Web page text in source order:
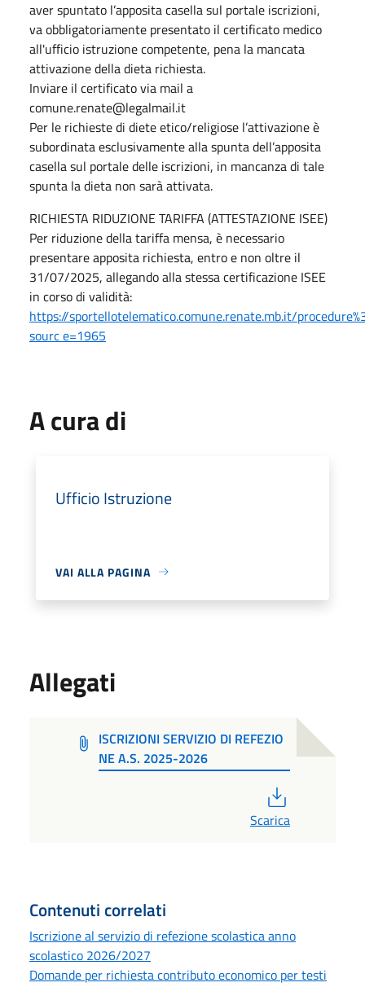
aver spuntato l’apposita casella sul portale iscrizioni,
va obbligatoriamente presentato il certificato medico
all'ufficio istruzione competente, pena la mancata
attivazione della dieta richiesta.
Inviare il certificato via mail a
comune.renate@legalmail.it
Per le richieste di diete etico/religiose l’attivazione è
subordinata esclusivamente alla spunta dell’apposita
casella sul portale delle iscrizioni, in mancanza di tale
spunta la dieta non sarà attivata.
RICHIESTA RIDUZIONE TARIFFA (ATTESTAZIONE ISEE)
Per riduzione della tariffa mensa, è necessario
presentare apposita richiesta, entro e non oltre il
31/07/2025, allegando alla stessa certificazione ISEE
in corso di validità:
https://sportellotelematico.comune.renate.mb.it/
sourc e=1965
A cura di
Ufficio Istruzione
VAI ALLA PAGINA
Allegati
ISCRIZIONI SERVIZIO DI REFEZIO
NE A.S. 2025-2026
Scarica
Contenuti correlati
Iscrizione al servizio di refezione scolastica anno
scolastico 2026/2027
Domande per richiesta contributo economico per testi